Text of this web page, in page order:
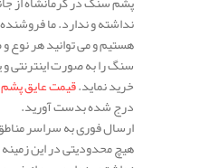
نداشته و ندارد. ما
هستیم و می توانید هر نوع
سنگ را به صورت اینترنتی و
خرید نماید.قیمت عایق
درج شده بدست آورید.
ارسال فوری به سراسر
هیچ محدودیتی در این